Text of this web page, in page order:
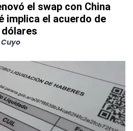
el swap con China
implica el acuerdo de